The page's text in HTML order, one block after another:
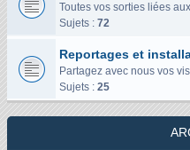
Toutes vos sorties liées
Sujets : 72
Reportages et
Partagez avec nous vos
Sujets : 25